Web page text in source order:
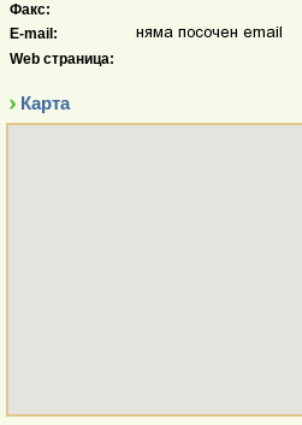
Факс:
E-mail:
Web страница:
Карта